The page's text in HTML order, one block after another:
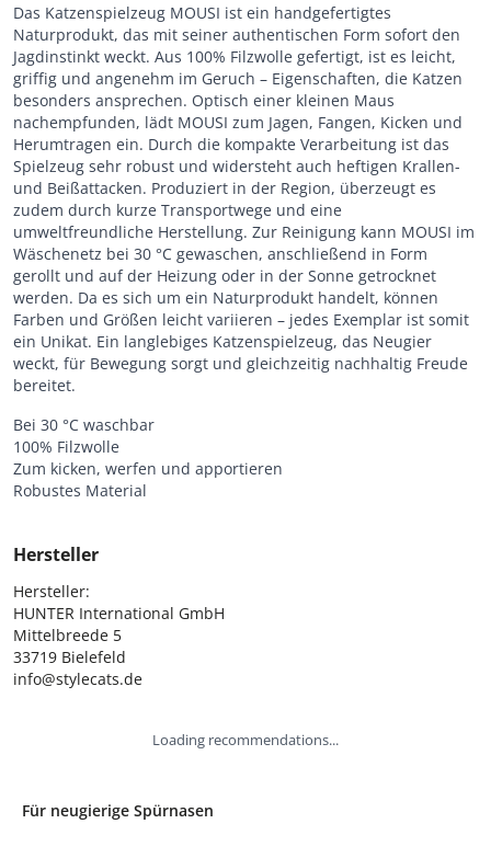
Das Katzenspielzeug MOUSI ist ein handgefertigtes
Naturprodukt, das mit seiner authentischen Form sofort den
Jagdinstinkt weckt. Aus 100% Filzwolle gefertigt, ist es leicht,
griffig und angenehm im Geruch – Eigenschaften, die Katzen
besonders ansprechen. Optisch einer kleinen Maus
nachempfunden, lädt MOUSI zum Jagen, Fangen, Kicken und
Herumtragen ein. Durch die kompakte Verarbeitung ist das
Spielzeug sehr robust und widersteht auch heftigen Krallen-
und Beißattacken. Produziert in der Region, überzeugt es
zudem durch kurze Transportwege und eine
umweltfreundliche Herstellung. Zur Reinigung kann MOUSI im
Wäschenetz bei 30 °C gewaschen, anschließend in Form
gerollt und auf der Heizung oder in der Sonne getrocknet
werden. Da es sich um ein Naturprodukt handelt, können
Farben und Größen leicht variieren – jedes Exemplar ist somit
ein Unikat. Ein langlebiges Katzenspielzeug, das Neugier
weckt, für Bewegung sorgt und gleichzeitig nachhaltig Freude
bereitet.
Bei 30 °C waschbar
100% Filzwolle
Zum kicken, werfen und apportieren
Robustes Material
Hersteller
Hersteller:
HUNTER International GmbH
Mittelbreede 5
33719 Bielefeld
info@stylecats.de
Loading recommendations...
Für neugierige Spürnasen